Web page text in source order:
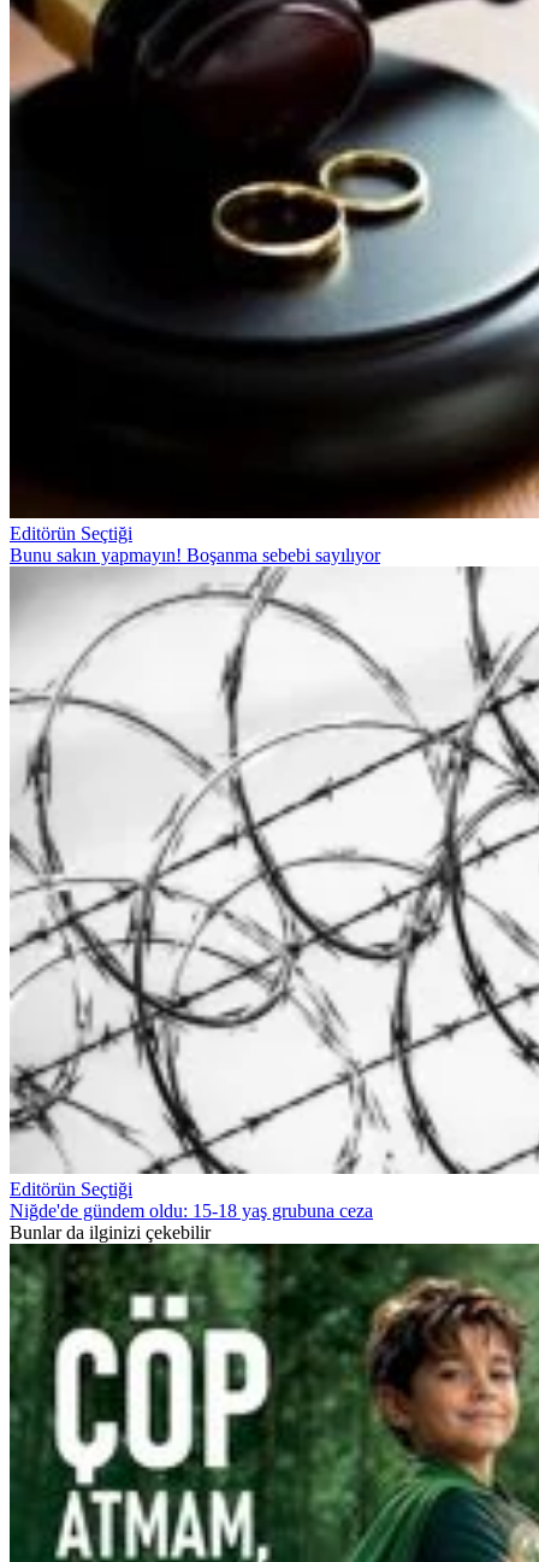
Editörün Seçtiği
Bunu sakın yapmayın! Boşanma sebebi sayılıyor
Editörün Seçtiği
Niğde'de gündem oldu: 15-18 yaş grubuna ceza
Bunlar da ilginizi çekebilir